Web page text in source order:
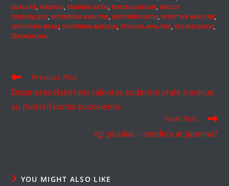
AVALYNĖ, MADINGI, MADINGI BATAI, MADINGIAUSIAIS, MADOS
TENDENCIJOS, MOTERIŠKA AVALYNĖ, MOTERIŠKI BATAI, SPORTINĖ AVALYNĖ,
SPORTINIAI BATAI, SPORTINIAI BATELIAI, STILINGA AVALYNĖ, STILINGI BATAI,
ŽEMAKULNIAI
Read
articles
Previous Post
Dizainerės išskirtinis talentas suderinti stalo įrankius
su moteriškomis suknelėmis
Next Post
Ilgi plaukai – sendina ar jaunina?
YOU MIGHT ALSO LIKE